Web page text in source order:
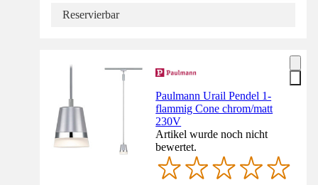
Reservierbar
Paulmann Urail Pendel 1-
flammig Cone chrom/matt
230V
Artikel wurde noch nicht
bewertet.